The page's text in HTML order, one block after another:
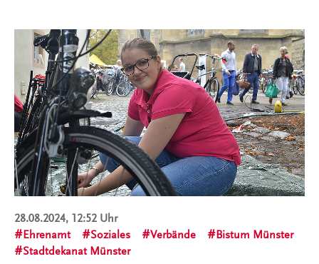
28.08.2024, 12:52 Uhr
Ehrenamt
Soziales Verbände
Bistum Münster
Stadtdekanat Münster